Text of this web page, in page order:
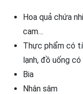
Hoa quả chứa
cam…
Thực phẩm có
lạnh, đồ uống
Bia
Nhân sâm